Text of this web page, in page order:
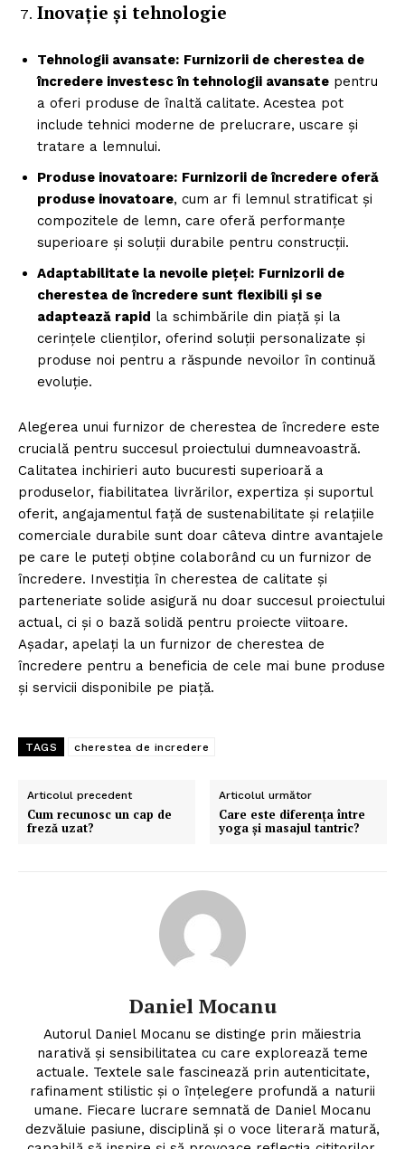
Inovație și tehnologie
Tehnologii avansate: Furnizorii de cherestea de
încredere investesc în tehnologii avansate pentru
a oferi produse de înaltă calitate. Acestea pot
include tehnici moderne de prelucrare, uscare și
tratare a lemnului.
Produse inovatoare: Furnizorii de încredere oferă
produse inovatoare, cum ar fi lemnul stratificat și
compozitele de lemn, care oferă performanțe
superioare și soluții durabile pentru construcții.
Adaptabilitate la nevoile pieței: Furnizorii de
cherestea de încredere sunt flexibili și se
adaptează rapid la schimbările din piață și la
cerințele clienților, oferind soluții personalizate și
produse noi pentru a răspunde nevoilor în continuă
evoluție.
Alegerea unui furnizor de cherestea de încredere este
crucială pentru succesul proiectului dumneavoastră.
Calitatea inchirieri auto bucuresti superioară a
produselor, fiabilitatea livrărilor, expertiza și suportul
oferit, angajamentul față de sustenabilitate și relațiile
comerciale durabile sunt doar câteva dintre avantajele
pe care le puteți obține colaborând cu un furnizor de
încredere. Investiția în cherestea de calitate și
parteneriate solide asigură nu doar succesul proiectului
actual, ci și o bază solidă pentru proiecte viitoare.
Așadar, apelați la un furnizor de cherestea de
încredere pentru a beneficia de cele mai bune produse
și servicii disponibile pe piață.
TAGS cherestea de incredere
Articolul precedent
Cum recunosc un cap de
freză uzat?
Articolul următor
Care este diferența între
yoga și masajul tantric?
Daniel Mocanu
Autorul Daniel Mocanu se distinge prin măiestria
narativă și sensibilitatea cu care explorează teme
actuale. Textele sale fascinează prin autenticitate,
rafinament stilistic și o înțelegere profundă a naturii
umane. Fiecare lucrare semnată de Daniel Mocanu
dezvăluie pasiune, disciplină și o voce literară matură,